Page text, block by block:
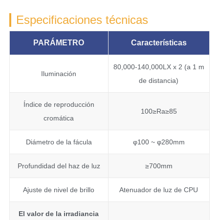
Especificaciones técnicas
PARÁMETRO Características
Iluminación
80,000-140,000LX x 2 (a 1 m
de distancia)
Índice de reproducción
cromática
100≥Ra≥85
Diámetro de la fácula φ100 ~ φ280mm
Profundidad del haz de luz ≥700mm
Ajuste de nivel de brillo Atenuador de luz de CPU
El valor de la irradiancia